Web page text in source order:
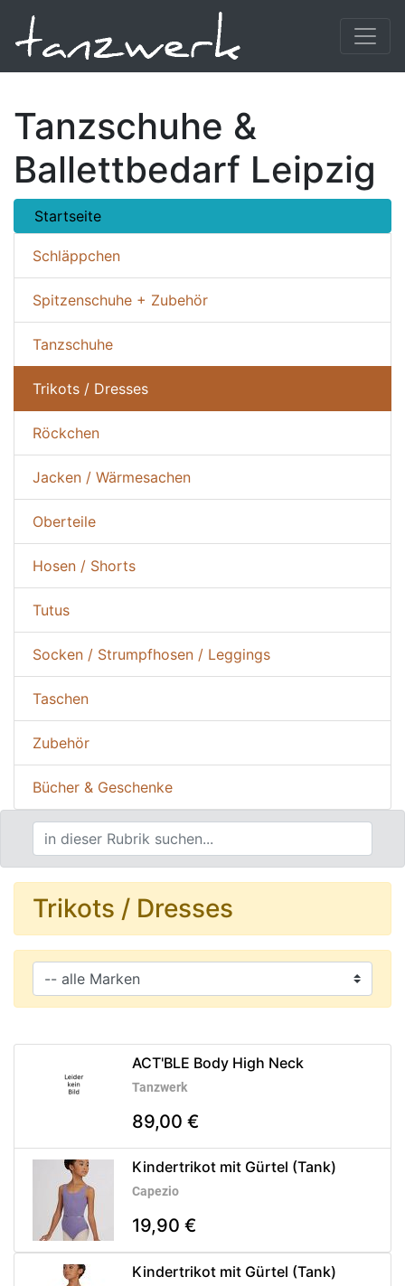
Tanzschuhe &
Ballettbedarf Leipzig
Startseite
Schläppchen
Spitzenschuhe + Zubehör
Tanzschuhe
Trikots / Dresses
Röckchen
Jacken / Wärmesachen
Oberteile
Hosen / Shorts
Tutus
Socken / Strumpfhosen / Leggings
Taschen
Zubehör
Bücher & Geschenke
Trikots / Dresses
ACT'BLE Body High Neck
Tanzwerk
89,00 €
Kindertrikot mit Gürtel (Tank)
Capezio
19,90 €
Kindertrikot mit Gürtel (Tank)